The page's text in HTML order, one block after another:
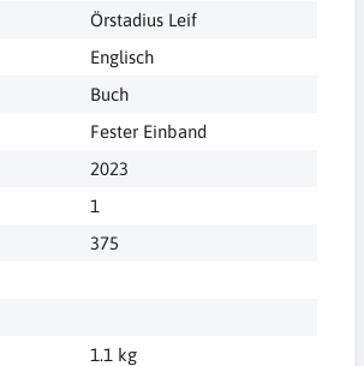
Örstadius Leif
Englisch
Buch
Fester Einband
2023
1
375
1.1 kg